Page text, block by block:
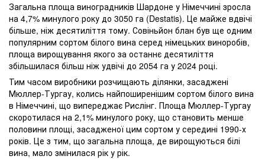
Загальна площа виноградників Шардоне у Німеччині зросла
на 4,7% минулого року до 3050 га (Destatis). Це майже вдвічі
більше, ніж десятиліття тому. Совіньйон блан був ще одним
популярним сортом білого вина серед німецьких виноробів,
площа вирощування якого за останнє десятиліття
збільшилася більш ніж удвічі до 2054 га у 2024 році.
Тим часом виробники розчищають ділянки, засаджені
Мюллер-Тургау, колись найпоширенішим сортом білого вина
в Німеччині, що випереджає Рислінг. Площа Мюллер-Тургау
скоротилася на 2,1% минулого року, що становить менше
половини площі, засадженої цим сортом у середині 1990-х
років. Це з тим, що загальна площа, де вирощуються білі
вина, мало змінилася рік у рік.